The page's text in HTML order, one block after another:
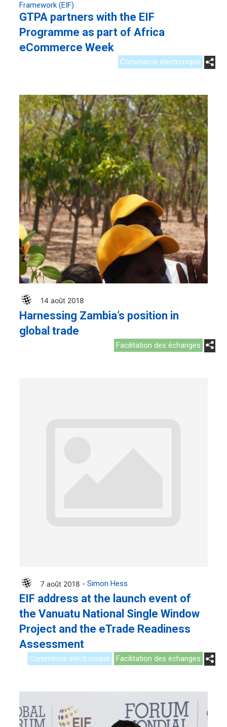
Framework (EIF)
GTPA partners with the EIF
Programme as part of Africa
eCommerce Week
Commerce électronique
14 août 2018
Harnessing Zambia’s position in
global trade
Facilitation des échanges
7 août 2018 - Simon Hess
EIF address at the launch event of
the Vanuatu National Single Window
Project and the eTrade Readiness
Assessment
Commerce électronique Facilitation des échanges